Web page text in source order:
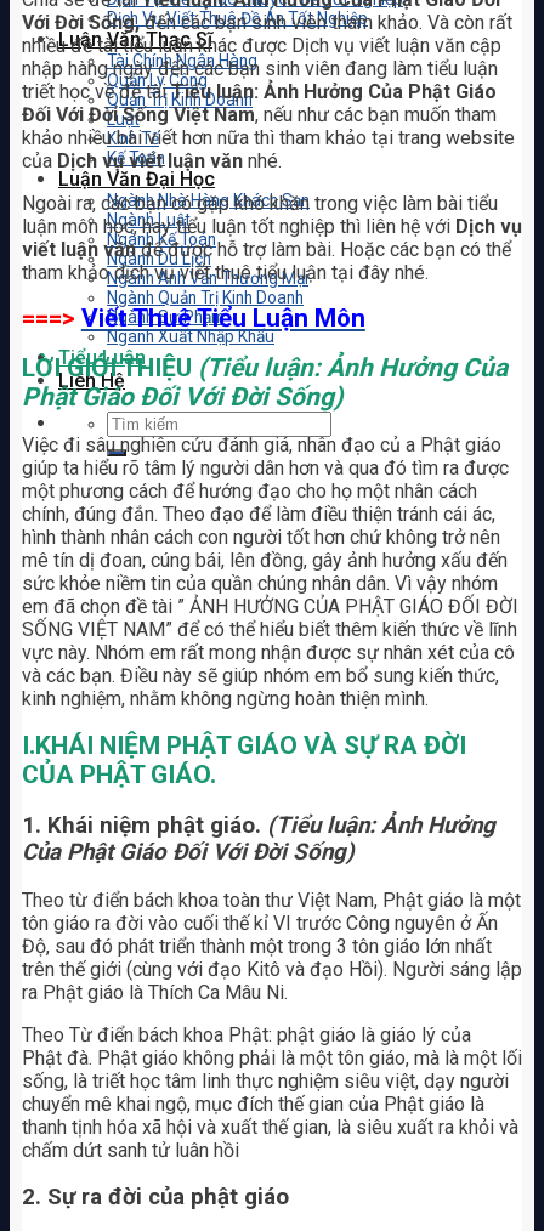
Dịch Vụ Viết Thuê Đồ Án Tốt Nghiệp
Luận Văn Thạc Sĩ
Tài Chính Ngân Hàng
Quản Lý Công
Quản Trị Kinh Doanh
Luật
Kinh Tế
Kế Toán
Luận Văn Đại Học
Ngành Nhà Hàng Khách Sạn
Ngành Luật
Ngành Kế Toán
Ngành Du Lịch
Ngành Anh Văn Thương Mại
Ngành Quản Trị Kinh Doanh
Ngành Sư Phạm
Ngành Xuất Nhập Khẩu
Tiểu Luận
Liên Hệ
Với Đời Sống,đến các bạn sinh viên tham khảo. Và còn rất
nhiều đề tài tiểu luận khác được Dịch vụ viết luận văn cập
nhập hàng ngày đến các bạn sinh viên đang làm tiểu luận
triết học về đề tàiTiểu luận: Ảnh Hưởng Của Phật Giáo
Đối Với Đời Sống Việt Nam, nếu như các bạn muốn tham
khảo nhiều bài viết hơn nữa thì tham khảo tại trang website
của Dịch vụ viết luận vănnhé.
Ngoài ra, các bạn có gặp khó khăn trong việc làm bài tiểu
luận môn học, hay tiểu luận tốt nghiệp thì liên hệ vớiDịch vụ
viết luận vănđể được hỗ trợ làm bài. Hoặc các bạn có thể
tham khảo dịch vụ viết thuê tiểu luận tại đây nhé.
===> Viết Thuê Tiểu Luận Môn
LỜI GIỚI THIỆU (Tiểu luận: Ảnh Hưởng Của
Phật Giáo Đối Với Đời Sống)
Việc đi sâu nghiên cứu đánh giá, nhân đạo củ a Phật giáo
giúp ta hiểu rõ tâm lý người dân hơn và qua đó tìm ra được
một phương cách để hướng đạo cho họ một nhân cách
chính, đúng đắn. Theo đạo để làm điều thiện tránh cái ác,
hình thành nhân cách con người tốt hơn chứ không trở nên
mê tín dị đoan, cúng bái, lên đồng, gây ảnh hưởng xấu đến
sức khỏe niềm tin của quần chúng nhân dân. Vì vậy nhóm
em đã chọn đề tài ” ẢNH HƯỞNG CỦA PHẬT GIÁO ĐỐI ĐỜI
SỐNG VIỆT NAM” để có thể hiểu biết thêm kiến thức về lĩnh
vực này. Nhóm em rất mong nhận được sự nhân xét của cô
và các bạn. Điều này sẽ giúp nhóm em bổ sung kiến thức,
kinh nghiệm, nhằm không ngừng hoàn thiện mình.
I.KHÁI NIỆM PHẬT GIÁO VÀ SỰ RA ĐỜI
CỦA PHẬT GIÁO.
1. Khái niệm phật giáo. (Tiểu luận: Ảnh Hưởng
Của Phật Giáo Đối Với Đời Sống)
Theo từ điển bách khoa toàn thư Việt Nam, Phật giáo là một
tôn giáo ra đời vào cuối thế kỉ VI trước Công nguyên ở Ấn
Độ, sau đó phát triển thành một trong 3 tôn giáo lớn nhất
trên thế giới (cùng với đạo Kitô và đạo Hồi). Người sáng lập
ra Phật giáo là Thích Ca Mâu Ni.
Theo Từ điển bách khoa Phật: phật giáo là giáo lý của
Phật­ đà. Phật giáo không phải là một tôn giáo, mà là một lối
sống, là triết học tâm linh thực nghiệm siêu việt, dạy người
chuyển mê khai ngộ, mục đích thế gian của Phật giáo là
thanh tịnh hóa xã hội và xuất thế gian, là siêu xuất ra khỏi và
chấm dứt sanh tử luân hồi
2. Sự ra đời của phật giáo